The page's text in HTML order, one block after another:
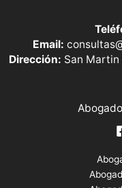
Email:
Dirección: San Martin